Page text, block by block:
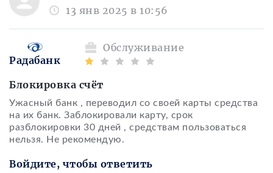
13 янв 2025 в 10:56
Обслуживание
Радабанк
Блокировка счёт
Ужасный банк , переводил со своей карты средства
на их банк. Заблокировали карту, срок
разблокировки 30 дней , средствам пользоваться
нельзя. Не рекомендую.
Войдите, чтобы ответить